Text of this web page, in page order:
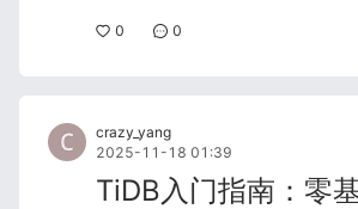
0 0
crazy_yang
2025-11-18 01:39
TiDB入门指南：零